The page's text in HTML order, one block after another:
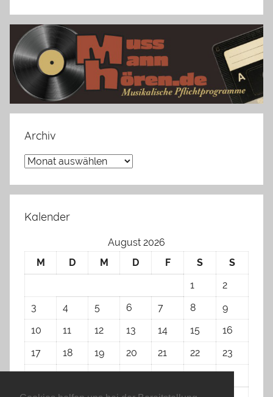
Archiv
Archiv
Kalender
August 2026
M
D M D F S
S
1
2
3
4 5 6 7 8
9
10
11 12 13 14 15
16
17
18 19 20 21 22
23
24
25 26 27 28 29
30